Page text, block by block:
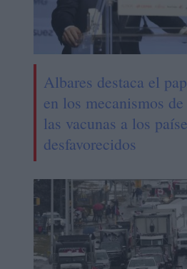
Albares destaca el
en los mecanismos
las vacunas a los
desfavorecidos